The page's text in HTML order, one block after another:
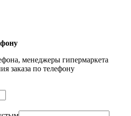
менеджеры гипермаркета
заказа по телефону